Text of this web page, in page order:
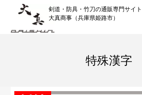
剣道・防具・竹刀の通販専門サイト |
大真商事（兵庫県姫路市）
特殊漢字